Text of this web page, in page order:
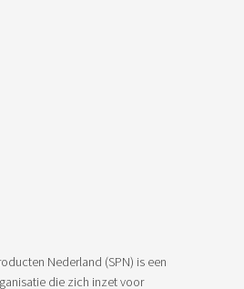
Nederland (SPN) is een
die zich inzet voor